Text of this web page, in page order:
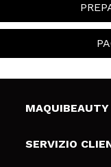
MAQUIBEAUTY
Chi siamo
SERVIZIO